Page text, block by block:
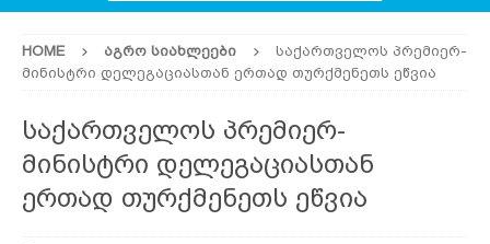
HOME ᲐᲒᲠᲝ ᲡᲘᲐᲮᲚᲔᲔᲑᲘ
საქართველოს პრემიერ-
მინისტრი დელეგაციასთან ერთად თურქმენეთს ეწვია
საქართველოს პრემიერ-
მინისტრი დელეგაციასთან
ერთად თურქმენეთს ეწვია